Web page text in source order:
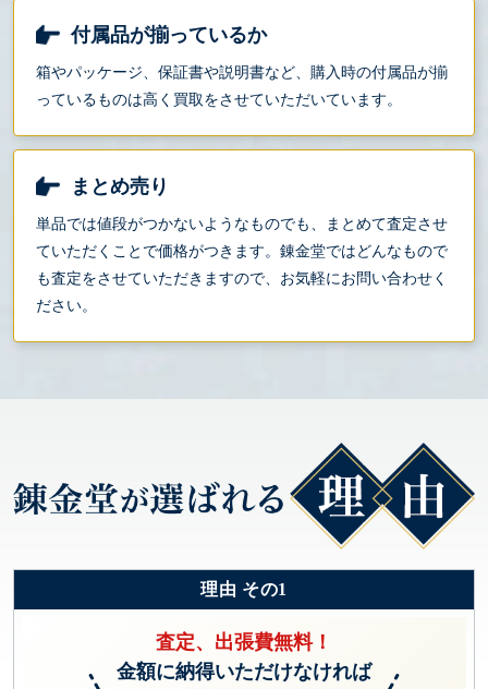
付属品が揃っているか
箱やパッケージ、保証書や説明書など、購入時の付属品が揃
っているものは高く買取をさせていただいています。
まとめ売り
単品では値段がつかないようなものでも、まとめて査定させ
ていただくことで価格がつきます。錬金堂ではどんなもので
も査定をさせていただきますので、お気軽にお問い合わせく
ださい。
理由 その1
査定、出張費無料！
金額に納得いただけなければ